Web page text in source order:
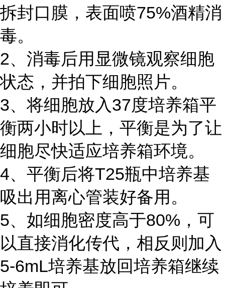
拆封口膜，表面喷75%酒精消
毒。
2、消毒后用显微镜观察细胞
状态，并拍下细胞照片。
3、将细胞放入37度培养箱平
衡两小时以上，平衡是为了让
细胞尽快适应培养箱环境。
4、平衡后将T25瓶中培养基
吸出用离心管装好备用。
5、如细胞密度高于80%，可
以直接消化传代，相反则加入
5-6mL培养基放回培养箱继续